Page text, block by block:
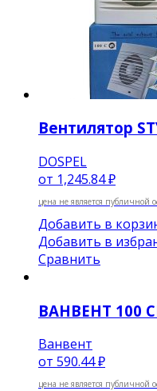
Вентилятор
DOSPEL
от 1,245.84 ₽
цена не является публичной
Добавить в
Добавить в
Сравнить
ВАНВЕНТ 100
Ванвент
от 590.44 ₽
цена не является публичной